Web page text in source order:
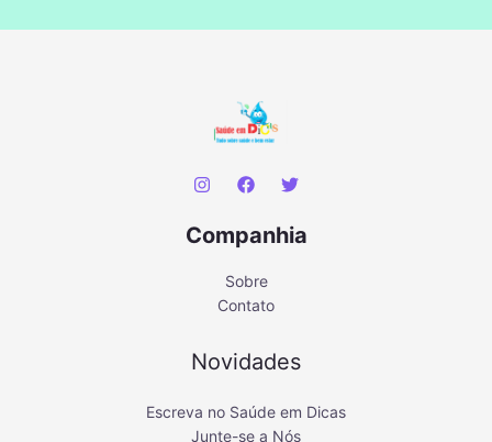
Companhia
Sobre
Contato
Novidades
Escreva no Saúde em Dicas
Junte-se a Nós